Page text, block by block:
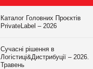
Каталог Головних Проєктів
PrivateLabel – 2026
Сучасні рішення в
Логістиці&Дистрибуції – 2026.
Травень